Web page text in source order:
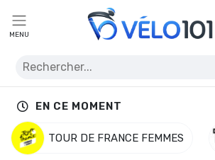
MENU
EN CE MOMENT
TOUR DE FRANCE FEMMES